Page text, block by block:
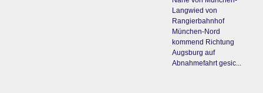
Langwied von
Rangierbahnhof
München-Nord
kommend Richtung
Augsburg auf
Abnahmefahrt gesic...